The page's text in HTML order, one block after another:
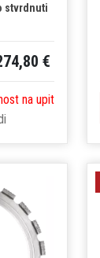
stvrdnuti
€
na upit